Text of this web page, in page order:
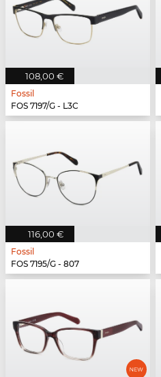
108,00 €
Fossil
FOS 7197/G - L3C
116,00 €
Fossil
FOS 7195/G - 807